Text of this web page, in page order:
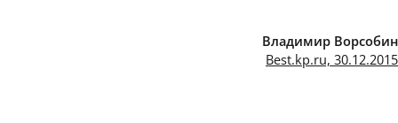
Владимир Ворсобин
Best.kp.ru, 30.12.2015